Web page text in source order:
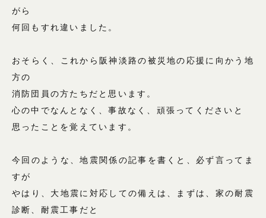
がら
何回もすれ違いました。
おそらく、これから阪神淡路の被災地の応援に向かう地
方の
消防団員の方たちだと思います。
心の中でなんとなく、事故なく、頑張ってくださいと
思ったことを覚えています。
今回のような、地震関係の記事を書くと、必ず言ってま
すが
やはり、大地震に対応しての備えは、まずは、家の耐震
診断、耐震工事だと